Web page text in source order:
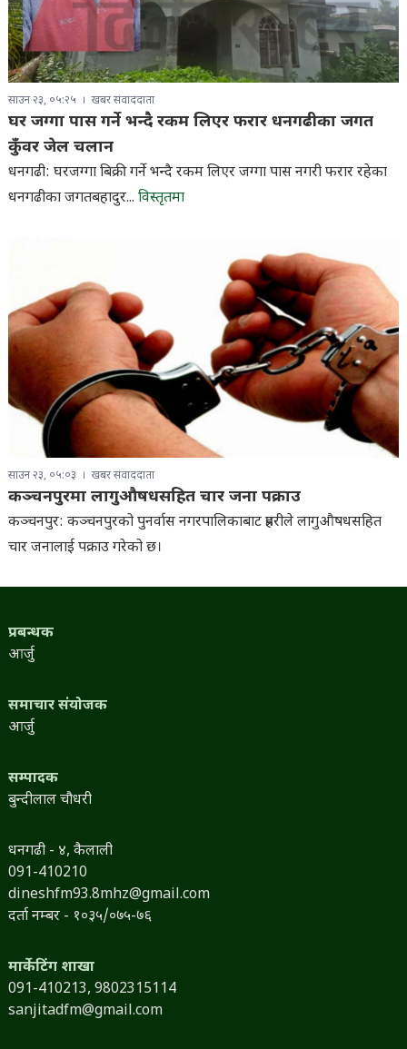
साउन २३, ०५:२५ खबर संवाददाता
घर जग्गा पास गर्ने भन्दै रकम लिएर फरार धनगढीका जगत
कुँवर जेल चलान
धनगढी: घरजग्गा बिक्री गर्ने भन्दै रकम लिएर जग्गा पास नगरी फरार रहेका
धनगढीका जगतबहादुर... विस्तृतमा
साउन २३, ०५:०३ खबर संवाददाता
कञ्चनपुरमा लागुऔषधसहित चार जना पक्राउ
कञ्चनपुर: कञ्चनपुरको पुनर्वास नगरपालिकाबाट प्रहरीले लागुऔषधसहित
चार जनालाई पक्राउ गरेको छ।
प्रबन्धक
आर्जु
समाचार संयोजक
आर्जु
सम्पादक
बुन्दीलाल चौधरी
धनगढी - ४, कैलाली
091-410210
dineshfm93.8mhz@gmail.com
दर्ता नम्बर - १०३५/०७५-७६
मार्केटिंग शाखा
091-410213, 9802315114
sanjitadfm@gmail.com